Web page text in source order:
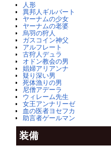
人形
異邦人ギルバート
ヤーナムの少女
ヤーナムの老婆
烏羽の狩人
ガスコイン神父
アルフレート
古狩人デュラ
オドン教会の男
娼婦アリアンナ
疑り深い男
死体漁りの男
尼僧アデーラ
ウィレーム先生
女王アンナリーゼ
血の医者ヨセフカ
助言者ゲールマン
装備